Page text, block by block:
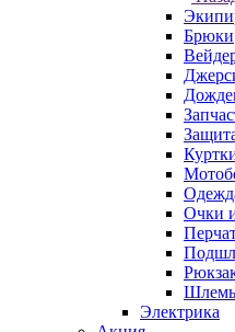
Брюки
Очки
Электрика